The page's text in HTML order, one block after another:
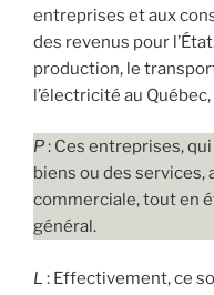
entreprises et aux
des revenus pour
production, le
l’électricité au
P: Ces entreprises,
biens ou des
commerciale, tout en
général.
L : Effectivement, ce